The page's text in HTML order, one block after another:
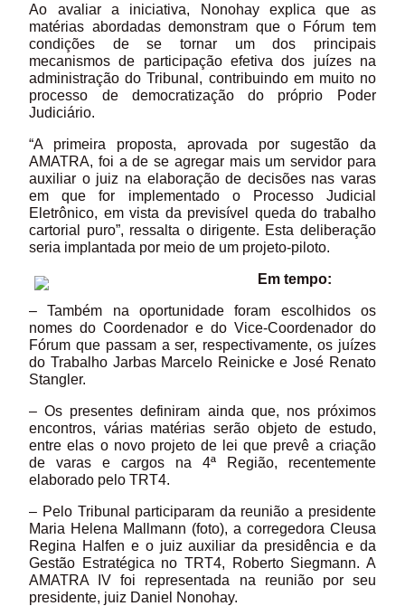
Ao avaliar a iniciativa, Nonohay explica que as
matérias abordadas demonstram que o Fórum tem
condições de se tornar um dos principais
mecanismos de participação efetiva dos juízes na
administração do Tribunal, contribuindo em muito no
processo de democratização do próprio Poder
Judiciário.
“A primeira proposta, aprovada por sugestão da
AMATRA, foi a de se agregar mais um servidor para
auxiliar o juiz na elaboração de decisões nas varas
em que for implementado o Processo Judicial
Eletrônico, em vista da previsível queda do trabalho
cartorial puro”, ressalta o dirigente. Esta deliberação
seria implantada por meio de um projeto-piloto.
Em tempo:
– Também na oportunidade foram escolhidos os
nomes do Coordenador e do Vice-Coordenador do
Fórum que passam a ser, respectivamente, os juízes
do Trabalho Jarbas Marcelo Reinicke e José Renato
Stangler.
– Os presentes definiram ainda que, nos próximos
encontros, várias matérias serão objeto de estudo,
entre elas o novo projeto de lei que prevê a criação
de varas e cargos na 4ª Região, recentemente
elaborado pelo TRT4.
– Pelo Tribunal participaram da reunião a presidente
Maria Helena Mallmann (foto), a corregedora Cleusa
Regina Halfen e o juiz auxiliar da presidência e da
Gestão Estratégica no TRT4, Roberto Siegmann. A
AMATRA IV foi representada na reunião por seu
presidente, juiz Daniel Nonohay.